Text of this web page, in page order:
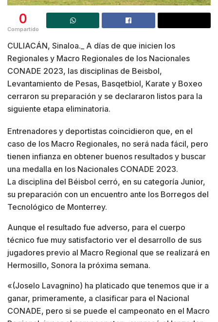
0
Compartido
CULIACÁN, Sinaloa._ A días de que inicien los
Regionales y Macro Regionales de los Nacionales
CONADE 2023, las disciplinas de Beisbol,
Levantamiento de Pesas, Basqetbiol, Karate y Boxeo
cerraron su preparación y se declararon listos para la
siguiente etapa eliminatoria.
Entrenadores y deportistas coincidieron que, en el
caso de los Macro Regionales, no será nada fácil, pero
tienen infianza en obtener buenos resultados y buscar
una medalla en los Nacionales CONADE 2023.
La disciplina del Béisbol cerró, en su categoría Junior,
su preparación con un encuentro ante los Borregos del
Tecnológico de Monterrey.
Aunque el resultado fue adverso, para el cuerpo
técnico fue muy satisfactorio ver el desarrollo de sus
jugadores previo al Macro Regional que se realizará en
Hermosillo, Sonora la próxima semana.
«(Joselo Lavagnino) ha platicado que tenemos que ir a
ganar, primeramente, a clasificar para el Nacional
CONADE, pero si se puede el campeonato en el Macro